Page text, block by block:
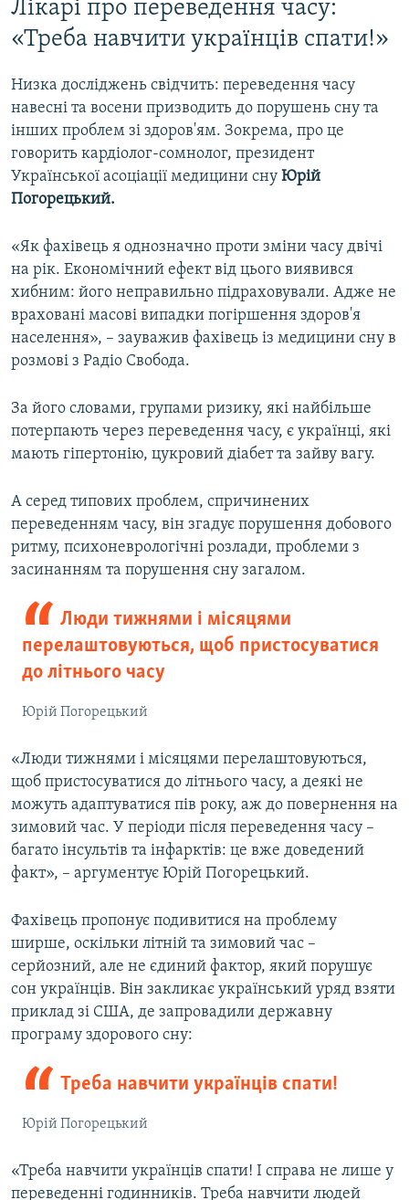
720p 1080p
Лікарі про переведення часу:
«Треба навчити українців спати!»
Низка досліджень свідчить: переведення часу
навесні та восени призводить до порушень сну та
інших проблем зі здоров'ям. Зокрема, про це
говорить кардіолог-сомнолог, президент
Української асоціації медицини сну Юрій
Погорецький.
«Як фахівець я однозначно проти зміни часу двічі
на рік. Економічний ефект від цього виявився
хибним: його неправильно підраховували. Адже не
враховані масові випадки погіршення здоров'я
населення», – зауважив фахівець із медицини сну в
розмові з Радіо Свобода.
За його словами, групами ризику, які найбільше
потерпають через переведення часу, є українці, які
мають гіпертонію, цукровий діабет та зайву вагу.
А серед типових проблем, спричинених
переведенням часу, він згадує порушення добового
ритму, психоневрологічні розлади, проблеми з
засинанням та порушення сну загалом.
Люди тижнями і місяцями
перелаштовуються, щоб пристосуватися
до літнього часу
Юрій Погорецький
«Люди тижнями і місяцями перелаштовуються,
щоб пристосуватися до літнього часу, а деякі не
можуть адаптуватися пів року, аж до повернення на
зимовий час. У періоди після переведення часу –
багато інсультів та інфарктів: це вже доведений
факт», – аргументує Юрій Погорецький.
Фахівець пропонує подивитися на проблему
ширше, оскільки літній та зимовий час –
серйозний, але не єдиний фактор, який порушує
сон українців. Він закликає український уряд взяти
приклад зі США, де запровадили державну
програму здорового сну:
Треба навчити українців спати!
Юрій Погорецький
«Треба навчити українців спати! І справа не лише у
переведенні годинників. Треба навчити людей